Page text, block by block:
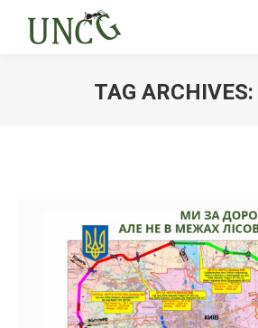
TAG ARCHIVES: